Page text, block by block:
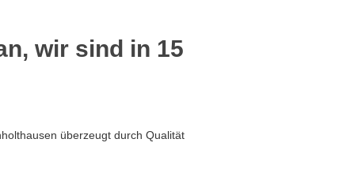
wir sind in 15
überzeugt durch Qualität